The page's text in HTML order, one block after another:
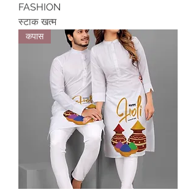
FASHION
स्टाक खत्म
कपास